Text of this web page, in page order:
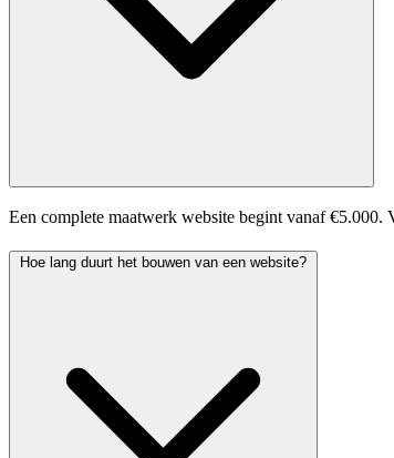
Een complete maatwerk website begint vanaf
Hoe lang duurt het bouwen van een website?